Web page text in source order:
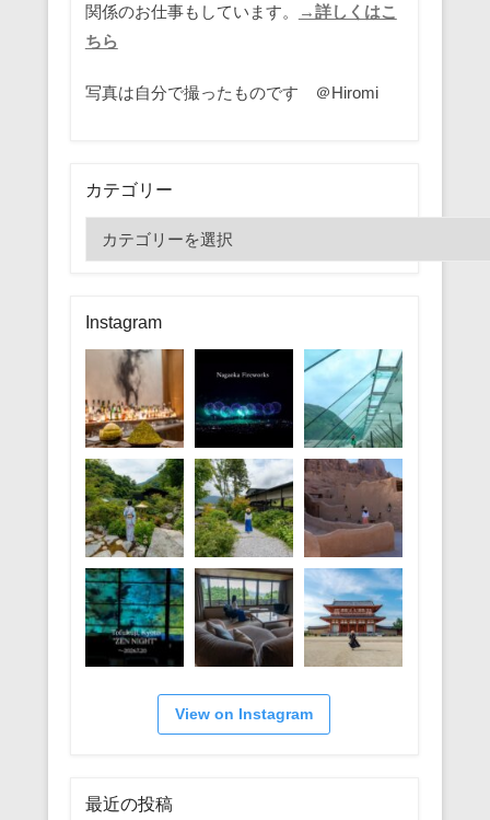
関係のお仕事もしています。
→詳しくはこ
ちら
写真は自分で撮ったものです ＠Hiromi
カテゴリー
テ
リ
ー
Instagram
View on Instagram
最近の投稿